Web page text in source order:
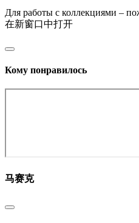
Для работы с коллекциями –
在新窗口中打开
Кому понравилось
马赛克